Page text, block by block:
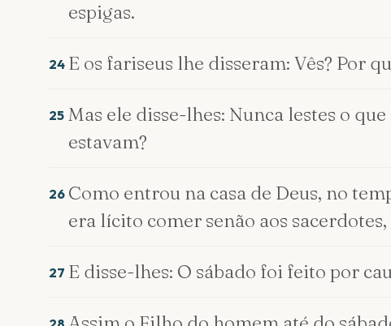
espigas.
24 E os fariseus lhe disseram: Vês? Por
25 Mas ele disse-lhes: Nunca lestes o
estavam?
26 Como entrou na casa de Deus, no
era lícito comer senão aos
27 E disse-lhes: O sábado foi feito por